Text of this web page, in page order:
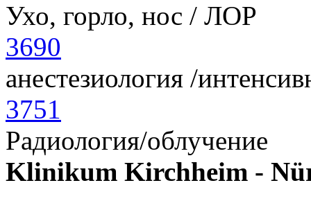
Ухо, горло, нос / ЛОР
3690
анестезиология /
3751
Радиология/облучение
Klinikum Kirchheim -